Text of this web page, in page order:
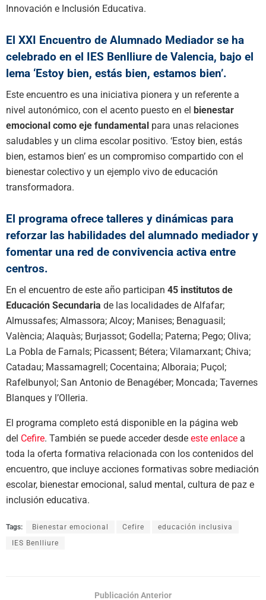
Innovación e Inclusión Educativa.
El XXI Encuentro de Alumnado Mediador se ha
celebrado en el IES Benlliure de Valencia, bajo el
lema ‘Estoy bien, estás bien, estamos bien’.
Este encuentro es una iniciativa pionera y un referente a
nivel autonómico, con el acento puesto en el bienestar
emocional como eje fundamental para unas relaciones
saludables y un clima escolar positivo. ‘Estoy bien, estás
bien, estamos bien’ es un compromiso compartido con el
bienestar colectivo y un ejemplo vivo de educación
transformadora.
El programa ofrece talleres y dinámicas para
reforzar las habilidades del alumnado mediador y
fomentar una red de convivencia activa entre
centros.
En el encuentro de este año participan 45 institutos de
Educación Secundaria de las localidades de Alfafar;
Almussafes; Almassora; Alcoy; Manises; Benaguasil;
València; Alaquàs; Burjassot; Godella; Paterna; Pego; Oliva;
La Pobla de Farnals; Picassent; Bétera; Vilamarxant; Chiva;
Catadau; Massamagrell; Cocentaina; Alboraia; Puçol;
Rafelbunyol; San Antonio de Benagéber; Moncada; Tavernes
Blanques y l’Olleria.
El programa completo está disponible en la página web
del Cefire. También se puede acceder desde este enlace a
toda la oferta formativa relacionada con los contenidos del
encuentro, que incluye acciones formativas sobre mediación
escolar, bienestar emocional, salud mental, cultura de paz e
inclusión educativa.
Tags: Bienestar emocional Cefire
educación inclusiva
IES Benlliure
Publicación Anterior